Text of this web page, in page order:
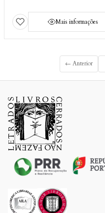
Mais informações
← Anterior